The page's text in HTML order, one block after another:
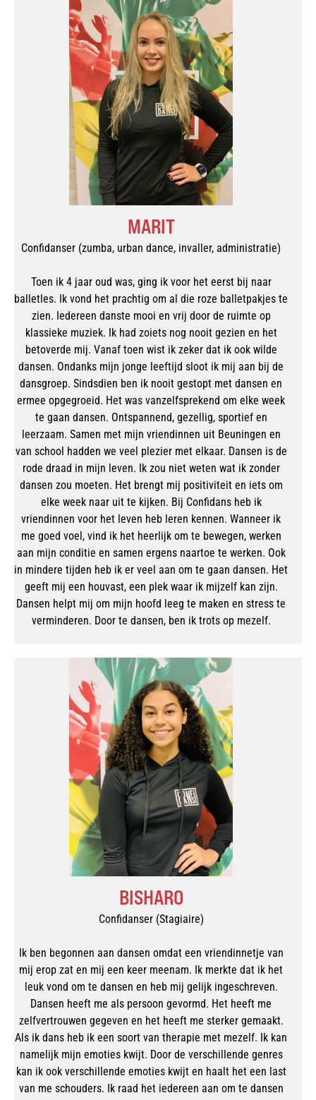
MARIT
Confidanser (zumba, urban dance, invaller, administratie)
Toen ik 4 jaar oud was, ging ik voor het eerst bij naar
balletles. Ik vond het prachtig om al die roze balletpakjes te
zien. Iedereen danste mooi en vrij door de ruimte op
klassieke muziek. Ik had zoiets nog nooit gezien en het
betoverde mij. Vanaf toen wist ik zeker dat ik ook wilde
dansen. Ondanks mijn jonge leeftijd sloot ik mij aan bij de
dansgroep. Sindsdien ben ik nooit gestopt met dansen en
ermee opgegroeid. Het was vanzelfsprekend om elke week
te gaan dansen. Ontspannend, gezellig, sportief en
leerzaam. Samen met mijn vriendinnen uit Beuningen en
van school hadden we veel plezier met elkaar. Dansen is de
rode draad in mijn leven. Ik zou niet weten wat ik zonder
dansen zou moeten. Het brengt mij positiviteit en iets om
elke week naar uit te kijken. Bij Confidans heb ik
vriendinnen voor het leven heb leren kennen. Wanneer ik
me goed voel, vind ik het heerlijk om te bewegen, werken
aan mijn conditie en samen ergens naartoe te werken. Ook
in mindere tijden heb ik er veel aan om te gaan dansen. Het
geeft mij een houvast, een plek waar ik mijzelf kan zijn.
Dansen helpt mij om mijn hoofd leeg te maken en stress te
verminderen. Door te dansen, ben ik trots op mezelf.
BISHARO
Confidanser (Stagiaire)
Ik ben begonnen aan dansen omdat een vriendinnetje van
mij erop zat en mij een keer meenam. Ik merkte dat ik het
leuk vond om te dansen en heb mij gelijk ingeschreven.
Dansen heeft me als persoon gevormd. Het heeft me
zelfvertrouwen gegeven en het heeft me sterker gemaakt.
Als ik dans heb ik een soort van therapie met mezelf. Ik kan
namelijk mijn emoties kwijt. Door de verschillende genres
kan ik ook verschillende emoties kwijt en haalt het een last
van me schouders. Ik raad het iedereen aan om te dansen